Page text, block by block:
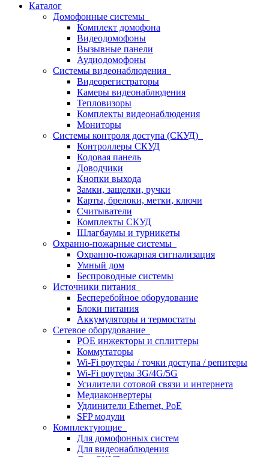
Каталог
Домофонные системы
Комплект домофона
Видеодомофоны
Вызывные панели
Аудиодомофоны
Системы видеонаблюдения
Видеорегистраторы
Камеры видеонаблюдения
Тепловизоры
Комплекты видеонаблюдения
Мониторы
Системы контроля доступа (СКУД)
Контроллеры СКУД
Кодовая панель
Доводчики
Кнопки выхода
Замки, защелки, ручки
Карты, брелоки, метки, ключи
Считыватели
Комплекты СКУД
Шлагбаумы и турникеты
Охранно-пожарные системы
Охранно-пожарная сигнализация
Умный дом
Беспроводные системы
Источники питания
Бесперебойное оборудование
Блоки питания
Аккумуляторы и термостаты
Сетевое оборудование
POE инжекторы и сплиттеры
Коммутаторы
Wi-Fi роутеры / точки доступа / репитеры
Wi-Fi роутеры 3G/4G/5G
Усилители сотовой связи и интернета
Медиаконвертеры
Удлинители Ethernet, PoE
SFP модули
Комплектующие
Для домофонных систем
Для видеонаблюдения